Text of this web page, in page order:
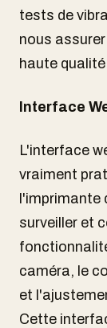
tests de
nous
haute
Interface
L'interface
vraiment
l'imprimante
surveiller et
caméra, le
et
Cette